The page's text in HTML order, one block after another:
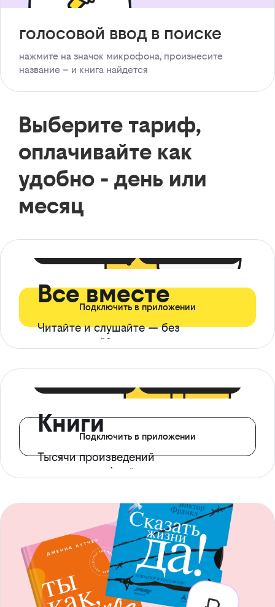
голосовой ввод в поиске
нажмите на значок микрофона, произнесите
название – и книга найдется
Выберите тариф,
оплачивайте как
удобно - день или
месяц
Все вместе
Читайте и слушайте — без
ограничений*
Подключить в приложении
Книги
Тысячи произведений
с доступом офлайн
Подключить в приложении